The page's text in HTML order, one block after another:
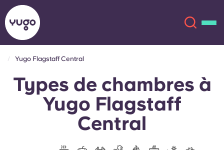
À propos English (GB)
English (US)
Chinese Español
Yugo Flagstaff Central
Types de chambres à
Yugo Flagstaff
Central